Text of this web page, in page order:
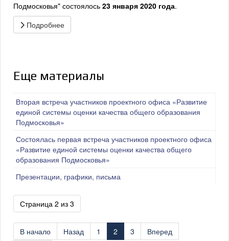
Подмосковья" состоялось 23 января 2020 года.
Подробнее
Еще материалы
Вторая встреча участников проектного офиса «Развитие
единой системы оценки качества общего образования
Подмосковья»
Состоялась первая встреча участников проектного офиса
«Развитие единой системы оценки качества общего
образования Подмосковья»
Презентации, графики, письма
Страница 2 из 3
В начало Назад 1 2 3 Вперед